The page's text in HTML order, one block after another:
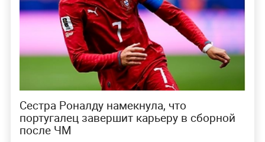
Сестра Роналду намекнула, что
португалец завершит карьеру в сборной
после ЧМ